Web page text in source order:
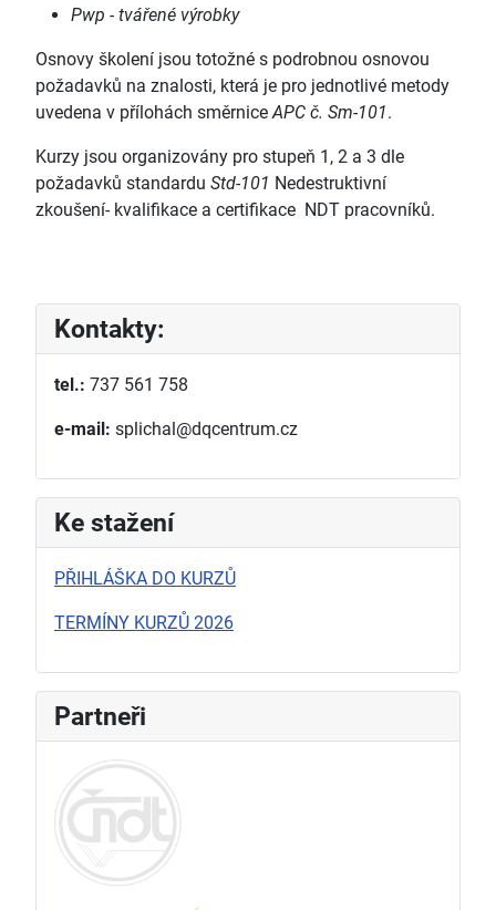
Pwp - tvářené výrobky
Osnovy školení jsou totožné s podrobnou osnovou
požadavků na znalosti, která je pro jednotlivé metody
uvedena v přílohách směrnice APC č. Sm-101.
Kurzy jsou organizovány pro stupeň 1, 2 a 3 dle
požadavků standardu Std-101 Nedestruktivní
zkoušení- kvalifikace a certifikace NDT pracovníků.
Kontakty:
tel.: 737 561 758
e-mail: splichal@dqcentrum.cz
Ke stažení
PŘIHLÁŠKA DO KURZŮ
TERMÍNY KURZŮ 2026
Partneři